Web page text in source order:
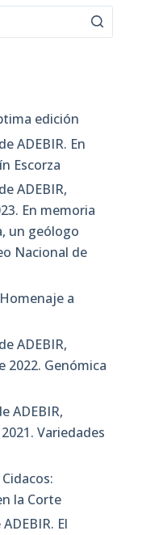
edición
ADEBIR. En
Escorza
ADEBIR,
En memoria
un geólogo
Nacional de
a
ADEBIR,
2022. Genómica
ADEBIR,
Variedades
la Corte
El